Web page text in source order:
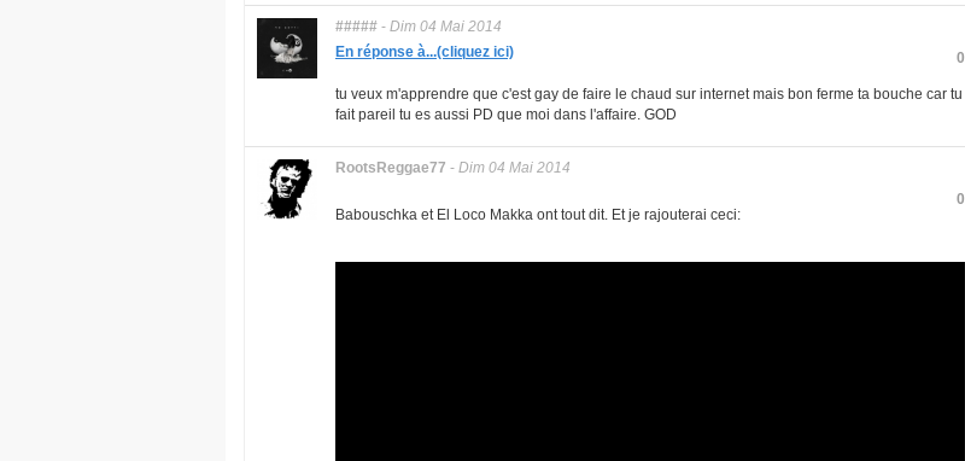
##### - Dim 04 Mai 2014
0
En réponse à...(cliquez ici)
tu veux m'apprendre que c'est gay de faire le chaud sur internet mais bon ferme ta bouche car tu
fait pareil tu es aussi PD que moi dans l'affaire. GOD
RootsReggae77 - Dim 04 Mai 2014
0
Babouschka et El Loco Makka ont tout dit. Et je rajouterai ceci: